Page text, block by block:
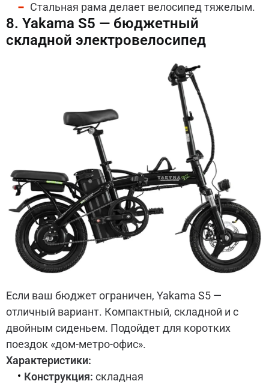
Стальная рама делает велосипед тяжелым.
8. Yakama S5 — бюджетный
складной электровелосипед
Если ваш бюджет ограничен, Yakama S5 —
отличный вариант. Компактный, складной и с
двойным сиденьем. Подойдет для коротких
поездок «дом-метро-офис».
Характеристики:
Конструкция: складная